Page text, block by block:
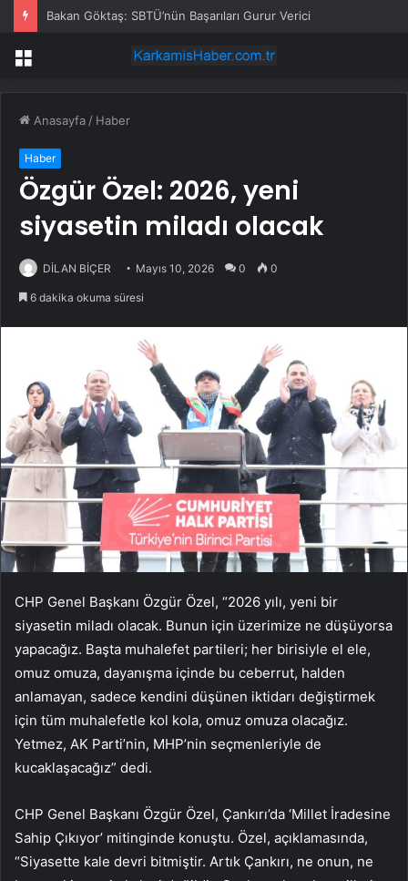
Bakan Göktaş: SBTÜ’nün Başarıları Gurur Verici
Menü
Anasayfa / Haber
Haber
Özgür Özel: 2026, yeni
siyasetin miladı olacak
DİLAN BİÇER Mayıs 10, 2026 0 0
6 dakika okuma süresi
CHP Genel Başkanı Özgür Özel, “2026 yılı, yeni bir
siyasetin miladı olacak. Bunun için üzerimize ne düşüyorsa
yapacağız. Başta muhalefet partileri; her birisiyle el ele,
omuz omuza, dayanışma içinde bu ceberrut, halden
anlamayan, sadece kendini düşünen iktidarı değiştirmek
için tüm muhalefetle kol kola, omuz omuza olacağız.
Yetmez, AK Parti’nin, MHP’nin seçmenleriyle de
kucaklaşacağız” dedi.
CHP Genel Başkanı Özgür Özel, Çankırı’da ‘Millet İradesine
Sahip Çıkıyor’ mitinginde konuştu. Özel, açıklamasında,
“Siyasette kale devri bitmiştir. Artık Çankırı, ne onun, ne